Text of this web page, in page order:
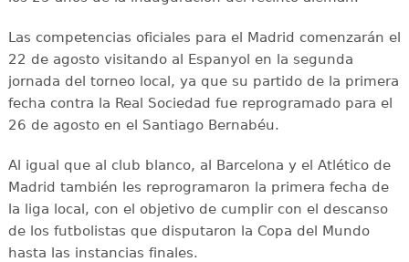
Las competencias oficiales para el Madrid comenzarán el
22 de agosto visitando al Espanyol en la segunda
jornada del torneo local, ya que su partido de la primera
fecha contra la Real Sociedad fue reprogramado para el
26 de agosto en el Santiago Bernabéu.
Al igual que al club blanco, al Barcelona y el Atlético de
Madrid también les reprogramaron la primera fecha de
la liga local, con el objetivo de cumplir con el descanso
de los futbolistas que disputaron la Copa del Mundo
hasta las instancias finales.